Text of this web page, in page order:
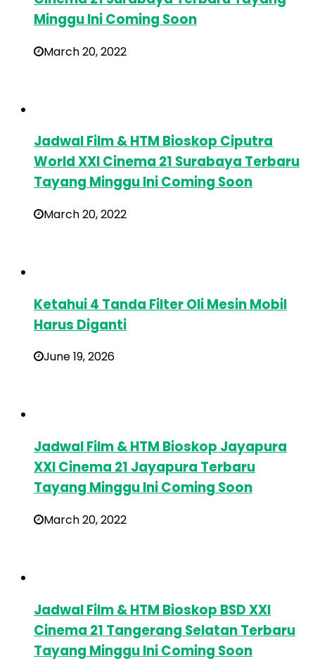
Minggu Ini Coming Soon
March 20, 2022
Jadwal Film & HTM Bioskop Ciputra
World XXI Cinema 21 Surabaya Terbaru
Tayang Minggu Ini Coming Soon
March 20, 2022
Ketahui 4 Tanda Filter Oli Mesin Mobil
Harus Diganti
June 19, 2026
Jadwal Film & HTM Bioskop Jayapura
XXI Cinema 21 Jayapura Terbaru
Tayang Minggu Ini Coming Soon
March 20, 2022
Jadwal Film & HTM Bioskop BSD XXI
Cinema 21 Tangerang Selatan Terbaru
Tayang Minggu Ini Coming Soon